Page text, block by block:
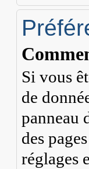
Si vous
de
panneau
des
réglages